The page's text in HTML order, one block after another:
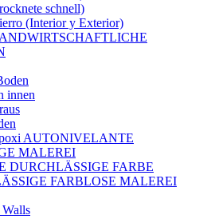
schnell)
(Interior y Exterior)
innen
AUTONIVELANTE
MALEREI
DURCHLÄSSIGE FARBE
FARBLOSE MALEREI